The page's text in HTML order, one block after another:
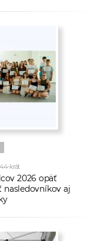
krát
2026 opäť
nasledovníkov aj